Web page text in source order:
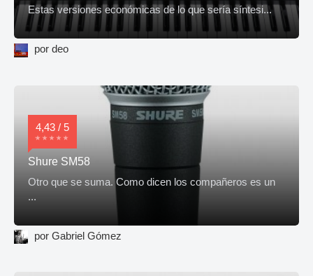
Estas versiones económicas de lo que sería síntesi...
por deo
4,43 / 5
Shure SM58
Otro que se suma. Como dicen los compañeros es un
...
por Gabriel Gómez